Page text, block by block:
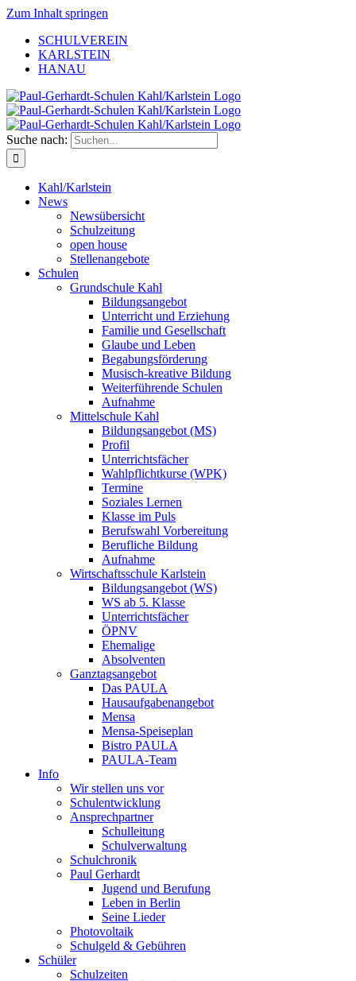
Zum Inhalt springen
SCHULVEREIN
KARLSTEIN
HANAU
Suche nach:
Kahl/Karlstein
News
Newsübersicht
Schulzeitung
open house
Stellenangebote
Schulen
Grundschule Kahl
Bildungsangebot
Unterricht und Erziehung
Familie und Gesellschaft
Glaube und Leben
Begabungsförderung
Musisch-kreative Bildung
Weiterführende Schulen
Aufnahme
Mittelschule Kahl
Bildungsangebot (MS)
Profil
Unterrichtsfächer
Wahlpflichtkurse (WPK)
Termine
Soziales Lernen
Klasse im Puls
Berufswahl Vorbereitung
Berufliche Bildung
Aufnahme
Wirtschaftsschule Karlstein
Bildungsangebot (WS)
WS ab 5. Klasse
Unterrichtsfächer
ÖPNV
Ehemalige
Absolventen
Ganztagsangebot
Das PAULA
Hausaufgabenangebot
Mensa
Mensa-Speiseplan
Bistro PAULA
PAULA-Team
Info
Wir stellen uns vor
Schulentwicklung
Ansprechpartner
Schulleitung
Schulverwaltung
Schulchronik
Paul Gerhardt
Jugend und Berufung
Leben in Berlin
Seine Lieder
Photovoltaik
Schulgeld & Gebühren
Schüler
Schulzeiten